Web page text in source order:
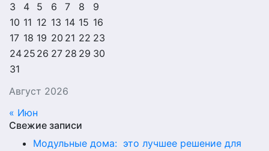
Август 2026
3
4 5 6 7 8
9
10 11 12 13 14 15 16
17 18 19 20 21 22 23
24 25 26 27 28 29 30
31
« Июн
Свежие записи
Модульные дома: это лучшее решение для